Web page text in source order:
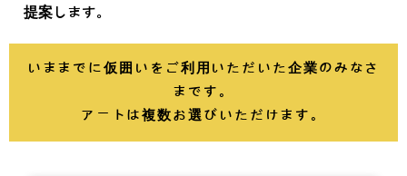
提案します。
いままでに仮囲いをご利用いただいた企業のみなさ
まです。
​アートは複数お選びいただけます。